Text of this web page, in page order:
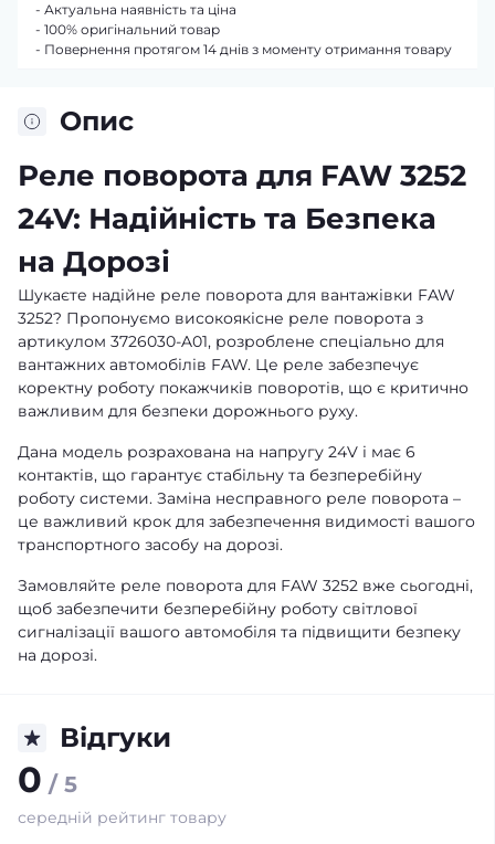
Опис
Реле поворота для FAW 3252
24V: Надійність та Безпека
на Дорозі
Шукаєте надійне реле поворота для вантажівки FAW
3252? Пропонуємо високоякісне реле поворота з
артикулом 3726030-A01, розроблене спеціально для
вантажних автомобілів FAW. Це реле забезпечує
коректну роботу покажчиків поворотів, що є критично
важливим для безпеки дорожнього руху.
Дана модель розрахована на напругу 24V і має 6
контактів, що гарантує стабільну та безперебійну
роботу системи. Заміна несправного реле поворота –
це важливий крок для забезпечення видимості вашого
транспортного засобу на дорозі.
Замовляйте реле поворота для FAW 3252 вже сьогодні,
щоб забезпечити безперебійну роботу світлової
сигналізації вашого автомобіля та підвищити безпеку
на дорозі.
Відгуки
0 / 5
середній рейтинг товару
- Актуальна наявність та ціна
- 100% оригінальний товар
- Повернення протягом 14 днів з моменту отримання товару